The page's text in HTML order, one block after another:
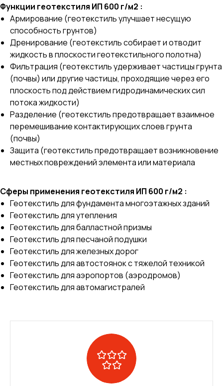
Функции геотекстиля ИП 600 г/м2 :
Армирование (геотекстиль улучшает несущую
способность грунтов)
Дренирование (геотекстиль собирает и отводит
жидкость в плоскости геотекстильного полотна)
Фильтрация (геотекстиль удерживает частицы грунта
(почвы) или другие частицы, проходящие через его
плоскость под действием гидродинамических сил
потока жидкости)
Разделение (геотекстиль предотвращает взаимное
перемешивание контактирующих слоев грунта
(почвы)
Защита (геотекстиль предотвращает возникновение
местных повреждений элемента или материала
Сферы применения геотекстиля ИП 600 г/м2 :
Геотекстиль для фундамента многоэтажных зданий
Геотекстиль для утепления
Геотекстиль для балластной призмы
Геотекстиль для песчаной подушки
Геотекстиль для железных дорог
Геотекстиль для автостоянок с тяжелой техникой
Геотекстиль для аэропортов (аэродромов)
Геотекстиль для автомагистралей